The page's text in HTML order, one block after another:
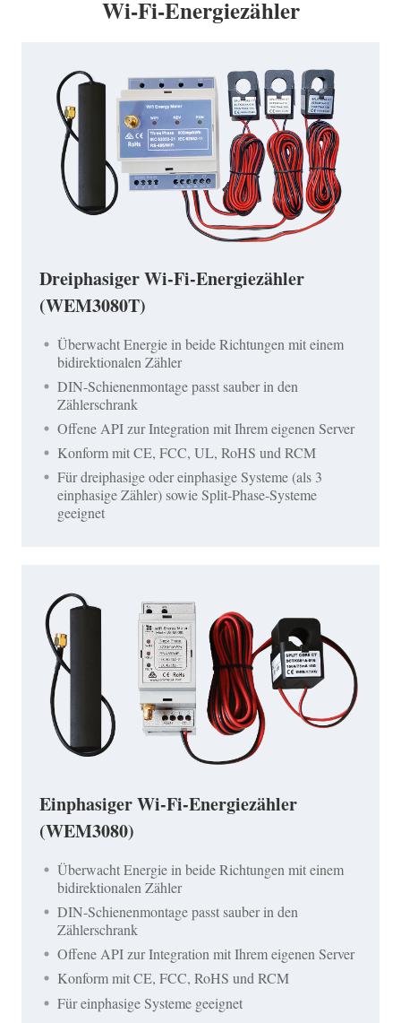
Wi-Fi-Energiezähler
Dreiphasiger Wi-Fi-Energiezähler
(WEM3080T)
Überwacht Energie in beide Richtungen mit einem
bidirektionalen Zähler
DIN-Schienenmontage passt sauber in den
Zählerschrank
Offene API zur Integration mit Ihrem eigenen Server
Konform mit CE, FCC, UL, RoHS und RCM
Für dreiphasige oder einphasige Systeme (als 3
einphasige Zähler) sowie Split-Phase-Systeme
geeignet
Einphasiger Wi-Fi-Energiezähler
(WEM3080)
Überwacht Energie in beide Richtungen mit einem
bidirektionalen Zähler
DIN-Schienenmontage passt sauber in den
Zählerschrank
Offene API zur Integration mit Ihrem eigenen Server
Konform mit CE, FCC, RoHS und RCM
Für einphasige Systeme geeignet